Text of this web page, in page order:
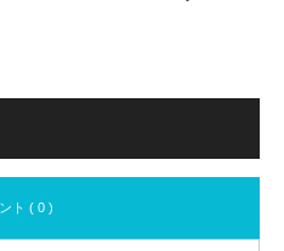
ト ( 0 )